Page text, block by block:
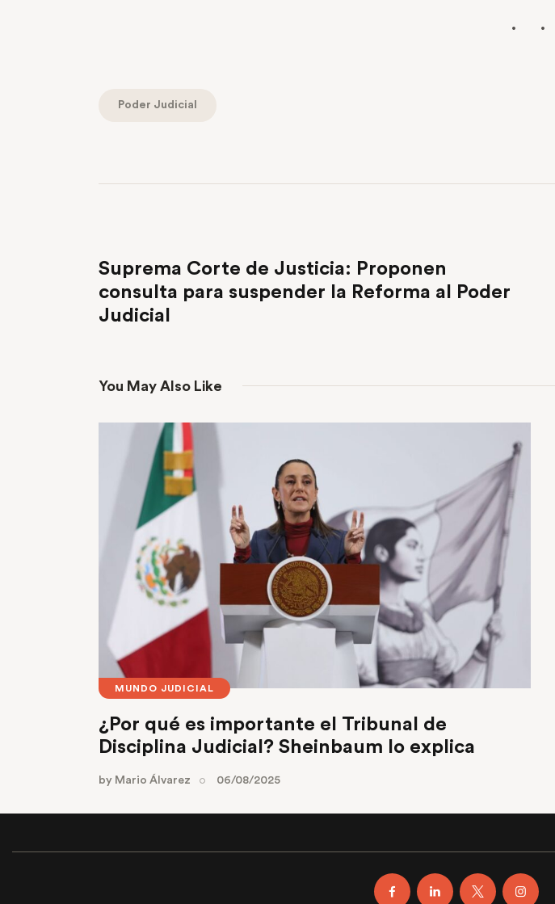
Poder Judicial
Suprema Corte de Justicia: Proponen
consulta para suspender la Reforma al Poder
Judicial
You May Also Like
MUNDO JUDICIAL
¿Por qué es importante el Tribunal de
Disciplina Judicial? Sheinbaum lo explica
by Mario Álvarez 06/08/2025